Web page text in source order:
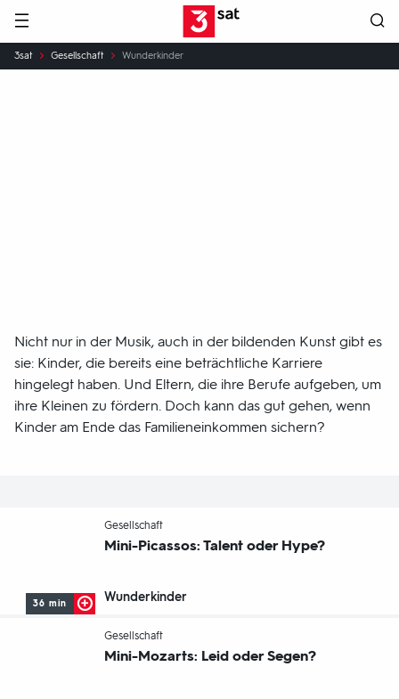
Hauptnavigation 3SAT
Sie
sind
3sat Gesellschaft Wunderkinder
Nicht nur in der Musik, auch in der bildenden Kunst gibt es
sie: Kinder, die bereits eine beträchtliche Karriere
hingelegt haben. Und Eltern, die ihre Berufe aufgeben, um
ihre Kleinen zu fördern. Doch kann das gut gehen, wenn
Kinder am Ende das Familieneinkommen sichern?
Gesellschaft-
Mini-Picassos: Talent oder Hype?
Wunderkinder
36 min
Gesellschaft-
Mini-Mozarts: Leid oder Segen?